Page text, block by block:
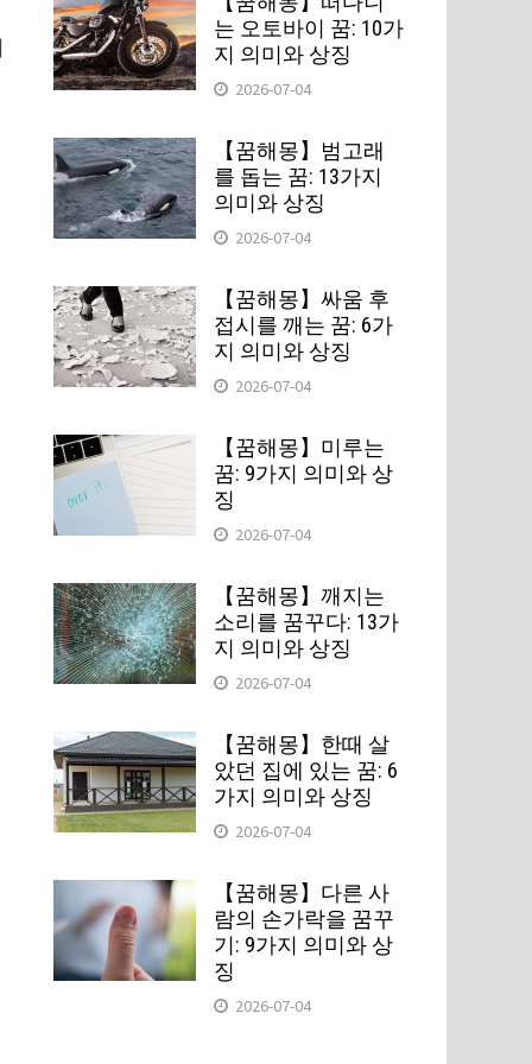
는 오토바이 꿈: 10가
지 의미와 상징
2026-07-04
【꿈해몽】범고래
를 돕는 꿈: 13가지
의미와 상징
2026-07-04
【꿈해몽】싸움 후
접시를 깨는 꿈: 6가
지 의미와 상징
2026-07-04
【꿈해몽】미루는
꿈: 9가지 의미와 상
징
2026-07-04
【꿈해몽】깨지는
소리를 꿈꾸다: 13가
지 의미와 상징
2026-07-04
【꿈해몽】한때 살
았던 집에 있는 꿈: 6
가지 의미와 상징
2026-07-04
【꿈해몽】다른 사
람의 손가락을 꿈꾸
기: 9가지 의미와 상
징
2026-07-04